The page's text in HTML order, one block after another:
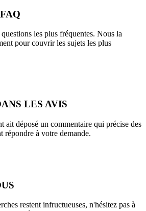
les plus fréquentes. Nous la
pour couvrir les sujets les plus
LES AVIS
ait déposé un commentaire qui précise des
répondre à votre demande.
restent infructueuses, n'hésitez pas à